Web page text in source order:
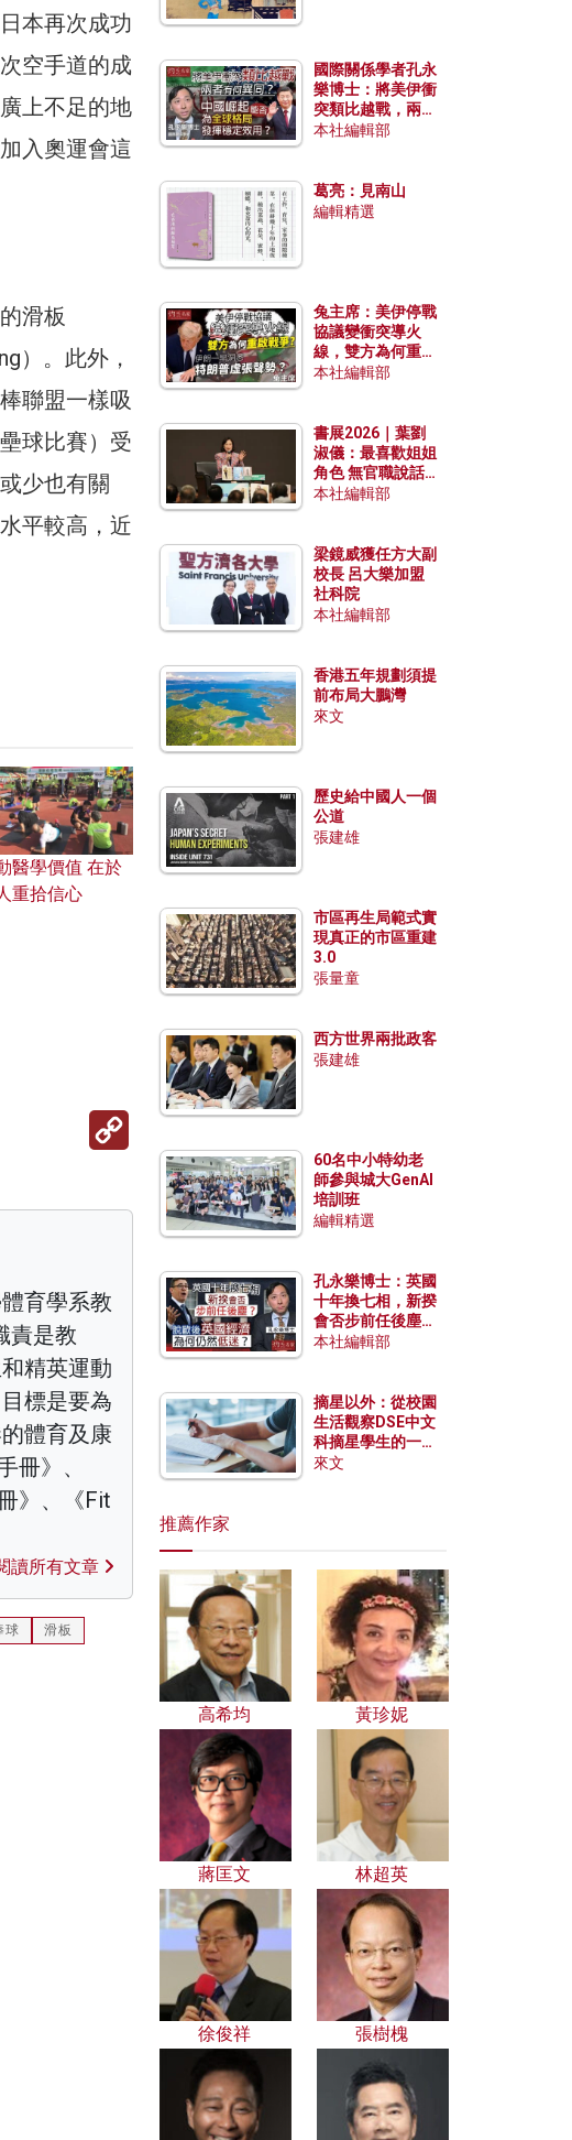
本再次成功
空手道的成
上不足的地
入奧運會這
滑板
）。此外，
聯盟一樣吸
球比賽）受
少也有關
平較高，近
醫學價值 在於
重拾信心
Copy
育學系教
責是教
精英運動
標是要為
體育及康
冊》、
》、《Fit
讀所有文章
球 滑板
國際關係學者孔永
樂博士：將美伊衝
突類比越戰，兩者
有何異同？中國崛
本社編輯部
葛亮：見南山
編輯精選
兔主席：美伊停戰
協議變衝突導火
線，雙方為何重啟
戰爭？伊朗一早洞
本社編輯部
書展2026｜葉劉
淑儀：最喜歡姐姐
角色 無官職說話
包袱少
本社編輯部
梁鏡威獲任方大副
校長 呂大樂加盟
社科院
本社編輯部
香港五年規劃須提
前布局大鵬灣
來文
歷史給中國人一個
公道
張建雄
市區再生局範式實
現真正的市區重建
3.0
張量童
西方世界兩批政客
張建雄
60名中小特幼老
師參與城大GenAI
培訓班
編輯精選
孔永樂博士：英國
十年換七相，新揆
會否步前任後塵？
脫歐後英國經濟為
本社編輯部
摘星以外：從校園
生活觀察DSE中文
科摘星學生的一點
特質
來文
推薦作家
高希均 黃珍妮
蔣匡文 林超英
徐俊祥 張樹槐